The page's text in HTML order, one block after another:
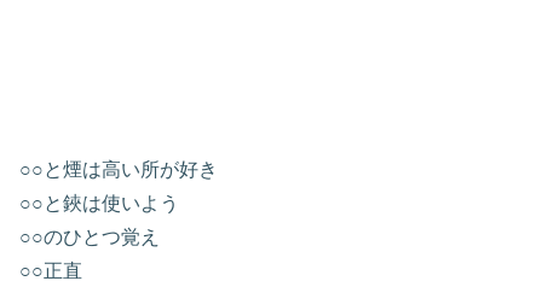
○○と煙は高い所が好き
○○と鋏は使いよう
○○のひとつ覚え
○○正直